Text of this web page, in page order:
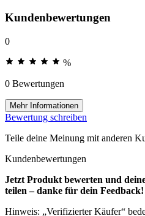
Kundenbewertungen
0
%
0 Bewertungen
Mehr Informationen
Bewertung schreiben
Teile deine Meinung mit anderen
Kundenbewertungen
Jetzt Produkt bewerten und
teilen – danke für dein Feedback!
Hinweis: „Verifizierter Käufer“